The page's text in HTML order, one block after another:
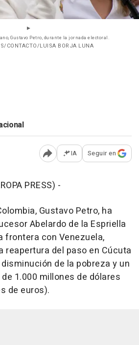
Gustavo Petro, durante la jornada electoral.
CONTACTO/LUISA BORJA LUNA
Abrir opciones para
IA Seguir en
PRESS) -
Gustavo Petro, ha
Abelardo de la Espriella
frontera con Venezuela,
reapertura del paso en Cúcuta
de la pobreza y un
1.000 millones de dólares
de euros).